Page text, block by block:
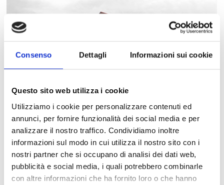
Consenso Dettagli Informazioni sui cookie
Questo sito web utilizza i cookie
Utilizziamo i cookie per personalizzare contenuti ed
annunci, per fornire funzionalità dei social media e per
analizzare il nostro traffico. Condividiamo inoltre
informazioni sul modo in cui utilizza il nostro sito con i
nostri partner che si occupano di analisi dei dati web,
pubblicità e social media, i quali potrebbero combinarle
con altre informazioni che ha fornito loro o che hanno